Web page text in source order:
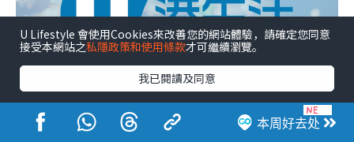
本周好去处
U Lifestyle 會使用Cookies來改善您的網站體驗，請確定您同意
接受本網站之私隱政策和使用條款才可繼續瀏覽。
我已閱讀及同意